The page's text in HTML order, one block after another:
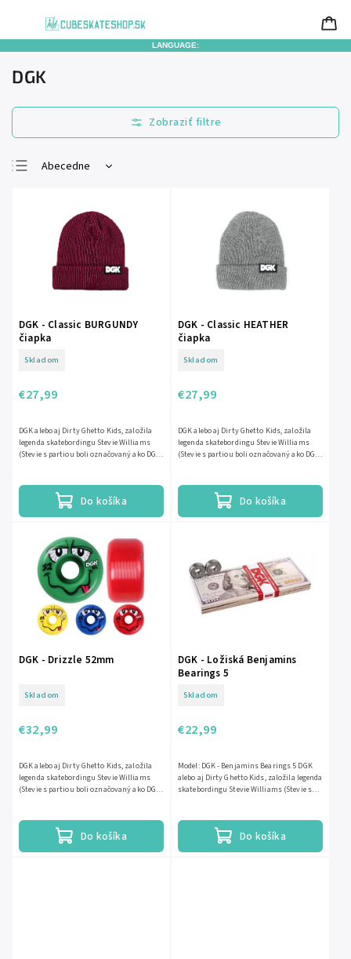
LANGUAGE:
DGK
Abecedne
Najdrahšie
Najpredávanejšie
DGK - Classic BURGUNDY
čiapka
Skladom
€27,99
Do košíka
DGK alebo aj Dirty Ghetto Kids, založila
legenda skatebordingu Stevie Williams
(Stevie s partiou boli označovaný ako DGK,
DGK - Classic HEATHER
čiapka
Skladom
€27,99
Do košíka
DGK alebo aj Dirty Ghetto Kids, založila
legenda skatebordingu Stevie Williams
(Stevie s partiou boli označovaný ako DGK,
DGK - Drizzle 52mm
Skladom
€32,99
Do košíka
DGK alebo aj Dirty Ghetto Kids, založila
legenda skatebordingu Stevie Williams
(Stevie s partiou boli označovaný ako DGK,
DGK - Ložiská Benjamins
Bearings 5
Skladom
€22,99
Do košíka
Model: DGK - Benjamins Bearings 5 DGK
alebo aj Dirty Ghetto Kids, založila legenda
skatebordingu Stevie Williams (Stevie s